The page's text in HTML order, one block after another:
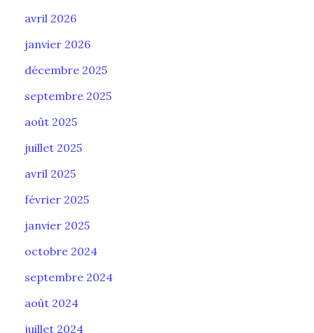
avril 2026
janvier 2026
décembre 2025
septembre 2025
août 2025
juillet 2025
avril 2025
février 2025
janvier 2025
octobre 2024
septembre 2024
août 2024
juillet 2024